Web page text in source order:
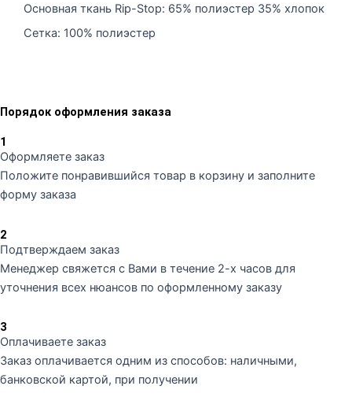
Основная ткань Rip-Stop: 65% полиэстер 35% хлопок
Сетка: 100% полиэстер
Порядок оформления заказа
1
Оформляете заказ
Положите понравившийся товар в корзину и заполните
форму заказа
2
Подтверждаем заказ
Менеджер свяжется с Вами в течение 2-х часов для
уточнения всех нюансов по оформленному заказу
3
Оплачиваете заказ
Заказ оплачивается одним из способов: наличными,
банковской картой, при получении